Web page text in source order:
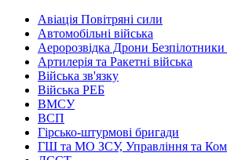
Авіація Повітряні сили
Автомобільні війська
Аеророзвідка Дрони
Артилерія та Ракетні війська
Війська зв'язку
Війська РЕБ
ВМСУ
ВСП
Гірсько-штурмові бригади
ГШ та МО ЗСУ, Управління та